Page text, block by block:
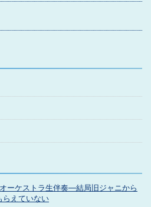
ーケストラ生伴奏―結局旧ジャニから
らえていない